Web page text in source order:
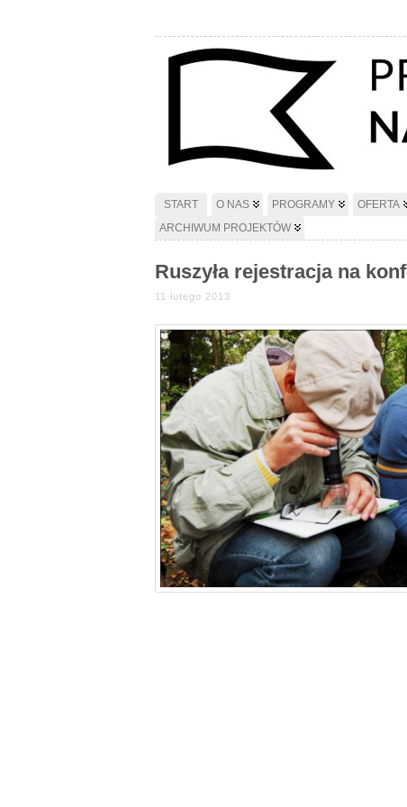
START O NAS PROGRAMY OFERTA
ARCHIWUM PROJEKTÓW
Ruszyła rejestracja na
11 lutego 2013